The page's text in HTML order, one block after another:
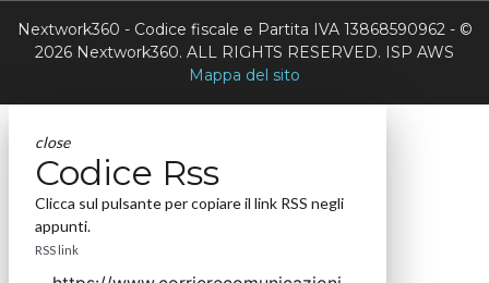
Nextwork360 - Codice fiscale e Partita IVA 13868590962 - ©
2026 Nextwork360. ALL RIGHTS RESERVED. ISP AWS
Mappa del sito
close
Codice Rss
Clicca sul pulsante per copiare il link RSS negli
appunti.
RSS link